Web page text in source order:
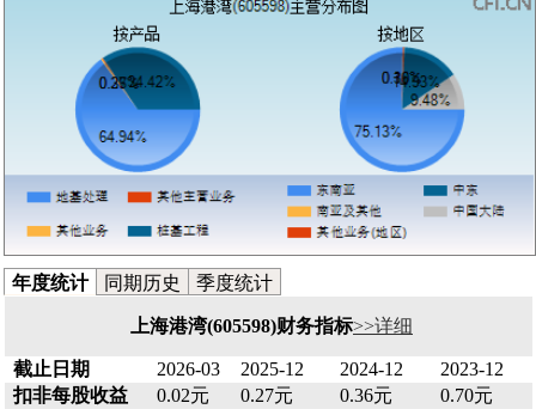
年度统计 同期历史 季度统计
上海港湾(605598)财务指标>>详细
截止日期 2026-03 2025-12 2024-12
2023-12
扣非每股收益
0.02元 0.27元 0.36元
0.70元